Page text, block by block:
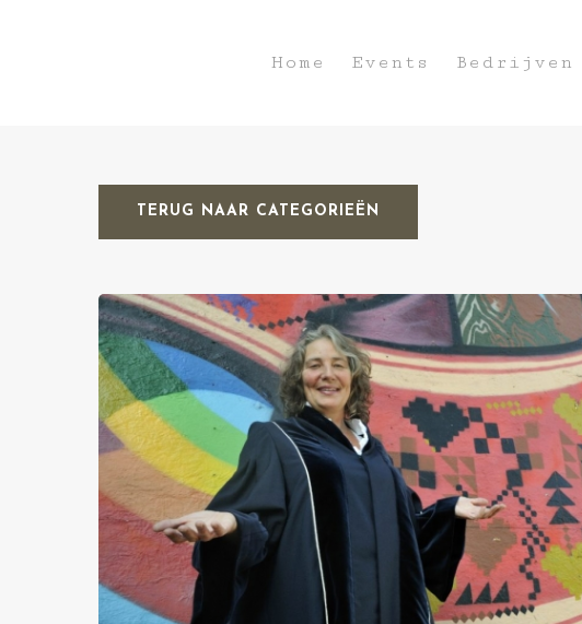
Hit enter to search or ESC to close
Home Events Bedrijven
TERUG NAAR CATEGORIEËN